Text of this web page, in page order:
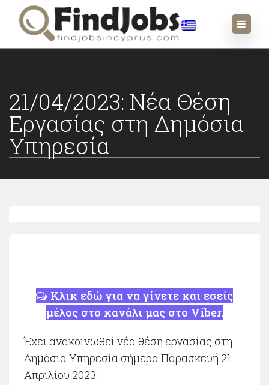
21/04/2023: Νέα Θέση
Εργασίας στη Δημόσια
Υπηρεσία
Κλικ εδώ για να γίνετε και εσείς
μέλος στο κανάλι μας στο Viber.
Έχει ανακοινωθεί νέα θέση εργασίας στη
Δημόσια Υπηρεσία σήμερα Παρασκευή 21
Απριλίου 2023: